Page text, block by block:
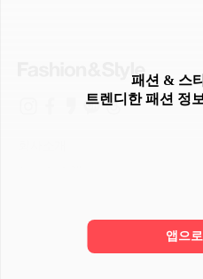
패션 & 스
트렌디한 패션 정
앱으로
개인정보처리방침
위치기반서비스 이용약관